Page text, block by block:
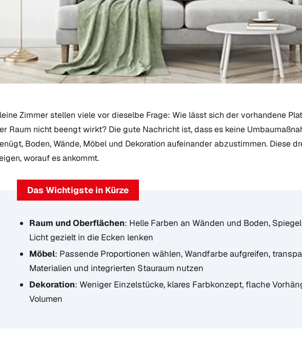
Zimmer stellen viele vor dieselbe Frage: Wie lässt sich der vorhandene
Raum nicht beengt wirkt? Die gute Nachricht ist, dass es keine
Boden, Wände, Möbel und Dekoration aufeinander abzustimmen. Diese
worauf es ankommt.
Das Wichtigste in Kürze
Raum und Oberflächen: Helle Farben an Wänden und Boden,
Licht gezielt in die Ecken lenken
Möbel: Passende Proportionen wählen, Wandfarbe aufgreifen,
Materialien und integrierten Stauraum nutzen
Dekoration: Weniger Einzelstücke, klares Farbkonzept, flache
Volumen